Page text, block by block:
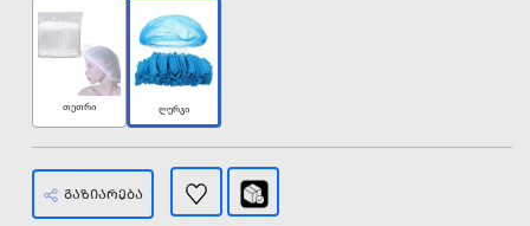
თეთრი ლურჯი
ᲒᲐᲖᲘᲐᲠᲔᲑᲐ